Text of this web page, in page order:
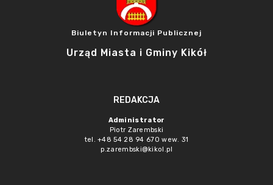
Biuletyn Informacji Publicznej
Urząd Miasta i Gminy Kikół
REDAKCJA
Administrator
Piotr Zarembski
tel. +48 54 28 94 670 wew. 31
p.zarembski@kikol.pl